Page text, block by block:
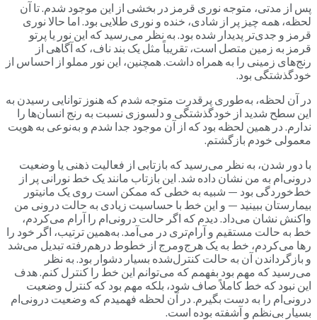
پس از مدتی، متوجه نوری قرمز در بخشی از این موجود شدم. تا آن
لحظه، همه چیز پر از شادی، خنده و نوری طلایی بود. اما حالا نوری
قرمز و جدی‌تر پدیدار شده بود. به نظر می‌رسید که این نور یا پرتو
قرمز به زمین متصل است، تقریباً مثل یک بند ناف، که آگاهی از
رنج‌های زمینی را به همراه داشت. همچنین، این نور مملو از احساس از
خودگذشتگی بود.
در آن لحظه، به‌طوری پرقدرت متوجه شدم که هنوز توانایی رسیدن به
این سطح شدید از خودگذشتگی و دلسوزی نسبت به رنج انسان‌ها را
ندارم. در همین لحظه بود که از آن موجود جدا شدم و به‌نوعی به هویت
معمولی خودم بازگشتم.
با دور شدن، به نظر می‌رسید که بازتابی از فعالیت ذهنی یا وضعیت
درونی‌ام به من نشان داده شد. این بازتاب مانند یک خط نورانی پر از
خط‌خوردگی بود — شبیه به خطی که ممکن است روی یک مانیتور
بیمارستان ببینید — و این خط با حساسیت زیادی به حالت درونی من
واکنش نشان می‌داد. دیدم که اگر حالت درونی‌ام را آرام می‌کردم،
خط به حالت مستقیم و آرام‌تری در می‌آمد. به‌همین ترتیب، اگر خود را
رها می‌کردم، خط به یک هرج‌ومرج از خطوط درهم‌رفته تبدیل می‌شد
و بازگرداندن آن به حالت کنترل‌شده بسیار دشوار بود. به نظر
می‌رسید که مهم بود بفهمم که می‌توانم این خط را کنترل کنم. هدف
این نبود که خط کاملاً صاف شود، بلکه مهم بود که کنترل وضعیت
درونی‌ام را به دست بگیرم. در آن لحظه فهمیدم که وضعیت درونی‌ام
بسیار بی‌نظم و آشفته بوده است.